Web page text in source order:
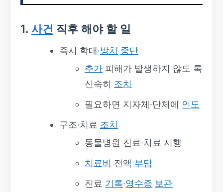
1. 사건 직후 해야 할 일
즉시 학대·방치 중단
추가 피해가 발생하지 않도 록
신속히 조치
필요하면 지자체·단체에 인도
구조·치료 조치
동물병원 진료·치료 시행
치료비 전액 부담
진료 기록·영수증 보관